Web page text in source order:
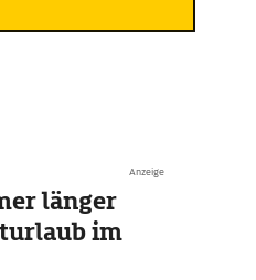
Anzeige
länger
im